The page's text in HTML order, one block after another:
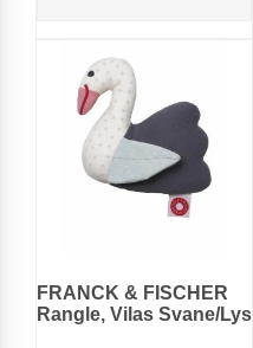
FRANCK & FISCHER
Rangle, Vilas Svane/Lys